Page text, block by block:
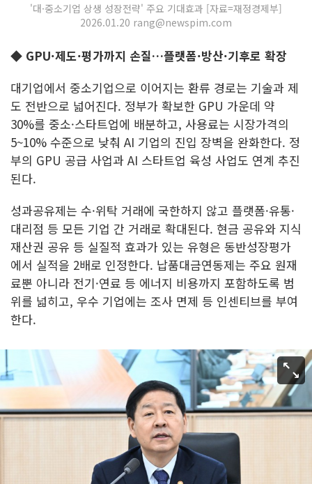
'대·중소기업 상생 성장전략' 주요 기대효과 [자료=재정경제부]
2026.01.20 rang@newspim.com
◆ GPU·제도·평가까지 손질…플랫폼·방산·기후로 확장
대기업에서 중소기업으로 이어지는 환류 경로는 기술과 제
도 전반으로 넓어진다. 정부가 확보한 GPU 가운데 약
30%를 중소·스타트업에 배분하고, 사용료는 시장가격의
5~10% 수준으로 낮춰 AI 기업의 진입 장벽을 완화한다. 정
부의 GPU 공급 사업과 AI 스타트업 육성 사업도 연계 추진
된다.
성과공유제는 수·위탁 거래에 국한하지 않고 플랫폼·유통·
대리점 등 모든 기업 간 거래로 확대된다. 현금 공유와 지식
재산권 공유 등 실질적 효과가 있는 유형은 동반성장평가
에서 실적을 2배로 인정한다. 납품대금연동제는 주요 원재
료뿐 아니라 전기·연료 등 에너지 비용까지 포함하도록 범
위를 넓히고, 우수 기업에는 조사 면제 등 인센티브를 부여
한다.